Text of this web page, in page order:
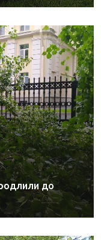
до